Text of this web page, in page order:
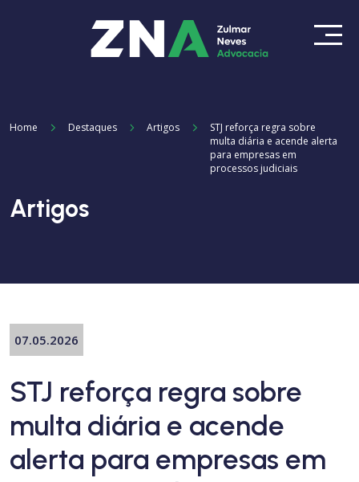
Home Destaques Artigos
STJ reforça regra sobre
multa diária e acende alerta
para empresas em
processos judiciais
Artigos
07.05.2026
STJ reforça regra sobre
multa diária e acende
alerta para empresas em